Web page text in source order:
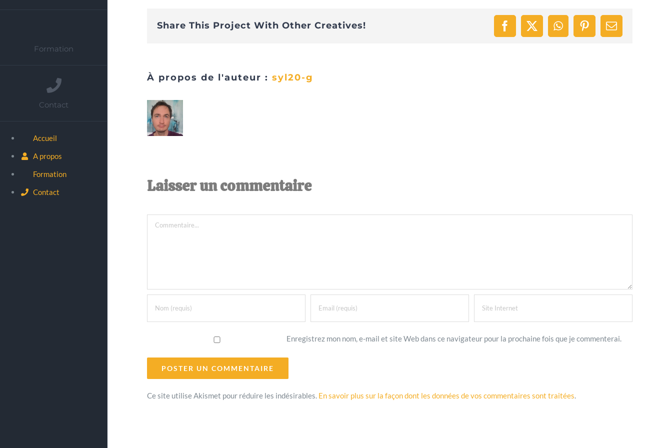
Formation
Contact
Accueil
A propos
Formation
Contact
Share This Project With Other Creatives! Facebook
X WhatsAppPinterestEmail
À propos de l'auteur :syl20-g
Laisser un commentaire
Commentaire
Enregistrez mon nom, e-mail et site Web dans ce navigateur pour la prochaine fois que je commenterai.
Ce site utilise Akismet pour réduire les indésirables. En savoir plus sur la façon dont les données de vos commentaires sont traitées.